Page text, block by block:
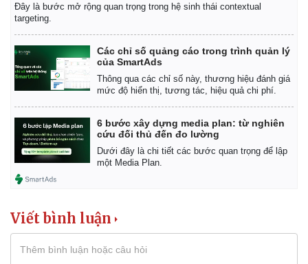
Đây là bước mở rộng quan trọng trong hệ sinh thái contextual
targeting.
Các chỉ số quảng cáo trong trình quản lý
của SmartAds
Thông qua các chỉ số này, thương hiệu đánh giá
mức độ hiển thị, tương tác, hiệu quả chi phí.
6 bước xây dựng media plan: từ nghiên
cứu đối thủ đến đo lường
Dưới đây là chi tiết các bước quan trọng để lập
một Media Plan.
Viết bình luận